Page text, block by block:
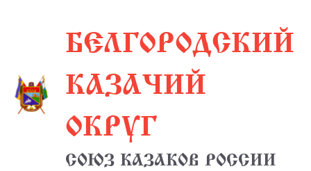
содержимомуБЕЛГОРОДСКИЙ
КАЗАЧИЙ
ОКРУГ
СОЮЗ КАЗАКОВ РОССИИ